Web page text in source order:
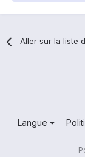
Aller sur la liste
Langue